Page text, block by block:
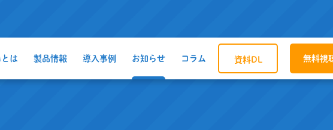
は 製品情報 導入事例 お知らせ コラム 資料DL 無料視